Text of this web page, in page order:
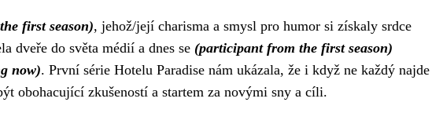
first season), jehož/její charisma a smysl pro humor si získaly srdce
dveře do světa médií a dnes se (participant from the first season)
now). První série Hotelu Paradise nám ukázala, že i když ne každý najde
obohacující zkušeností a startem za novými sny a cíli.